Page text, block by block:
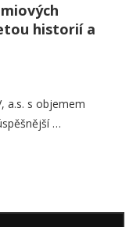
historií a
a.s. s objemem
…